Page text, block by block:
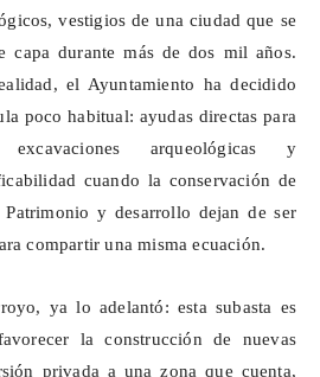
vestigios de una ciudad que se
capa durante más de dos mil años.
el Ayuntamiento ha decidido
poco habitual: ayudas directas para
arqueológicas y
cuando la conservación de
y desarrollo dejan de ser
compartir una misma ecuación.
ya lo adelantó: esta subasta es
la construcción de nuevas
privada a una zona que cuenta,